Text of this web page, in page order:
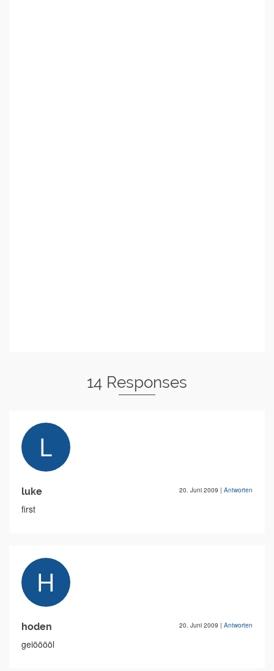
14 Responses
luke 20. Juni 2009 | Antworten
first
hoden 20. Juni 2009 | Antworten
geiööööl